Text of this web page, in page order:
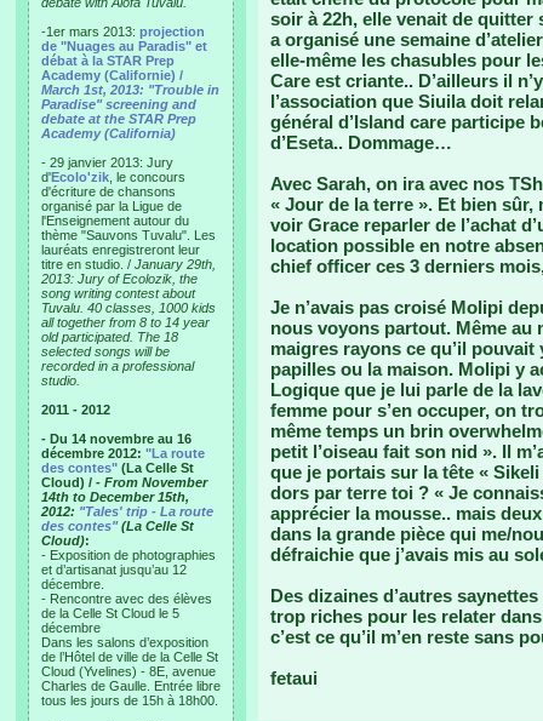
-1er mars 2013: projection
de "Nuages au Paradis" et
débat à la STAR Prep
Academy (Californie) /
March 1st, 2013: "Trouble in
Paradise" screening and
debate at the STAR Prep
Academy (California)
- 29 janvier 2013: Jury
d'Ecolo'zik , le concours
d'écriture de chansons
organisé par la Ligue de
l'Enseignement autour du
thème "Sauvons Tuvalu". Les
lauréats enregistreront leur
titre en studio. / January 29th,
2013: Jury of Ecolozik, the
song writing contest about
Tuvalu. 40 classes, 1000 kids
all together from 8 to 14 year
old participated. The 18
selected songs will be
recorded in a professional
studio.
2011 - 2012
- Du 14 novembre au 16
décembre 2012: "La route
des contes" (La Celle St
Cloud) / - From November
14th to December 15th,
2012: "Tales' trip - La route
des contes"(La Celle St
Cloud):
- Exposition de photographies
et d’artisanat jusqu’au 12
décembre.
- Rencontre avec des élèves
de la Celle St Cloud le 5
décembre
Dans les salons d’exposition
de l’Hôtel de ville de la Celle St
Cloud (Yvelines) - 8E, avenue
Charles de Gaulle. Entrée libre
tous les jours de 15h à 18h00.
soir à 22h, elle venait de quitter
a organisé une semaine
elle-même les chasubles pour
Care est criante.. D’ailleurs il
l’association que Siuila doit
général d’Island care participe
d’Eseta.. Dommage…
Avec Sarah, on ira avec nos
« Jour de la terre ». Et bien
voir Grace reparler de l’achat
location possible en notre
chief officer ces 3 derniers
Je n’avais pas croisé Molipi
nous voyons partout. Même au
maigres rayons ce qu’il
papilles ou la maison. Molipi y
Logique que je lui parle de la
femme pour s’en occuper, on
même temps un brin
petit l’oiseau fait son nid ». Il
que je portais sur la tête «
dors par terre toi ? « Je
apprécier la mousse.. mais
dans la grande pièce qui me/
défraichie que j’avais mis au
Des dizaines d’autres
trop riches pour les relater
c’est ce qu’il m’en reste sans
fetaui